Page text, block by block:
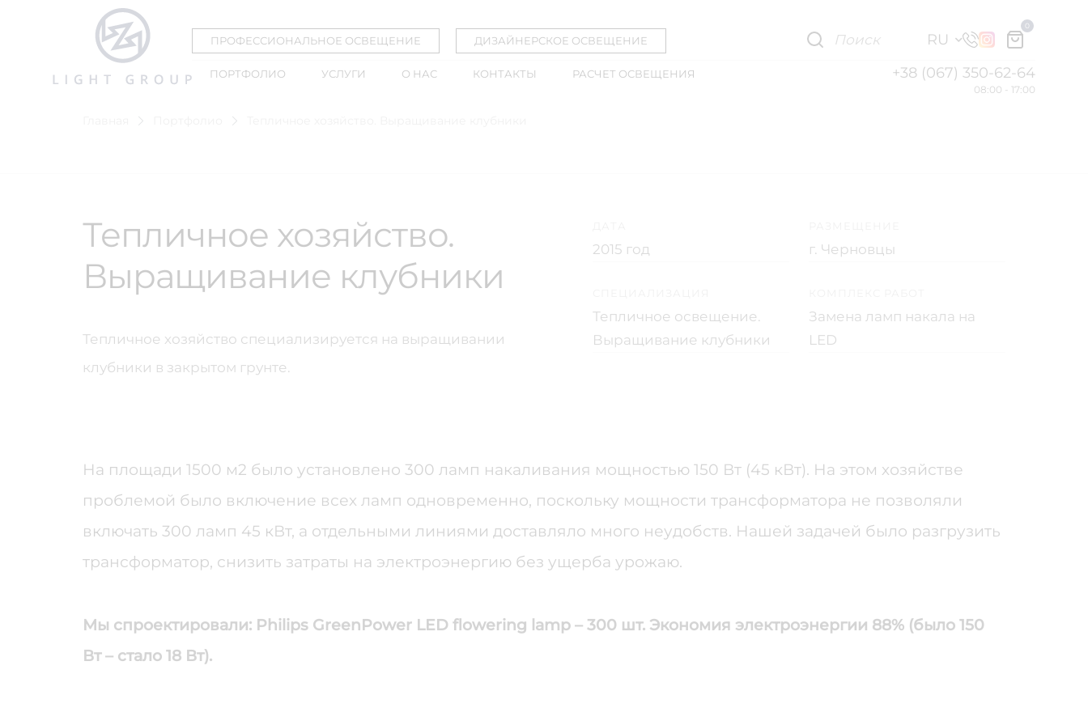
ПРОФЕССИОНАЛЬНОЕ ОСВЕЩЕНИЕ ДИЗАЙНЕРСКОЕ ОСВЕЩЕНИЕ RU
0
ПОРТФОЛИО УСЛУГИ О НАС КОНТАКТЫ РАСЧЕТ ОСВЕЩЕНИЯ +38 (067) 350-62-64
08:00 - 17:00
Тепличное хозяйство.
Выращивание клубники
Тепличное хозяйство специализируется на выращивании
клубники в закрытом грунте.
2015 год г. Черновцы
Тепличное освещение.
Выращивание клубники
Замена ламп накала на
LED
На площади 1500 м2 было установлено 300 ламп накаливания мощностью 150 Вт (45 кВт). На этом хозяйстве
проблемой было включение всех ламп одновременно, поскольку мощности трансформатора не позволяли
включать 300 ламп 45 кВт, а отдельными линиями доставляло много неудобств. Нашей задачей было разгрузить
трансформатор, снизить затраты на электроэнергию без ущерба урожаю.
Мы спроектировали: Philips GreenPower LED flowering lamp – 300 шт. Экономия электроэнергии 88% (было 150
Вт – стало 18 Вт).